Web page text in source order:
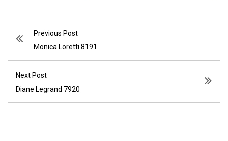
Previous Post
Monica Loretti 8191
Next Post
Diane Legrand 7920